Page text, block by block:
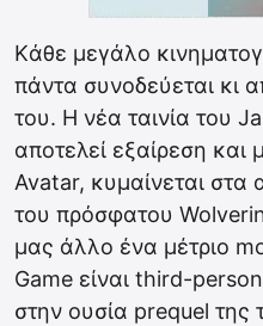
Kάθε μεγάλο
πάντα συνοδεύεται κι
του. Η νέα ταινία του
αποτελεί εξαίρεση και
Avatar, κυμαίνεται στα
του πρόσφατου
μας άλλο ένα μέτριο
Game είναι third-
στην ουσία prequel της